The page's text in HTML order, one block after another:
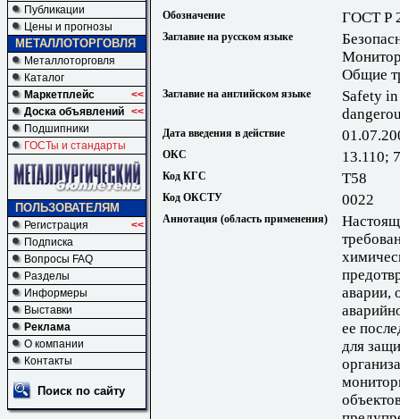
Публикации
Цены и прогнозы
МЕТАЛЛОТОРГОВЛЯ
Металлоторговля
Каталог
Маркетплейс
<<
Доска объявлений <<
Подшипники
ГОСТы и стандарты
ПОЛЬЗОВАТЕЛЯМ
Регистрация
<<
Подписка
Вопросы FAQ
Разделы
Информеры
Выставки
Реклама
О компании
Контакты
Поиск по сайту
Обозначение ГОСТ Р
Заглавие на русском языке
Общие
Заглавие на английском языке
Safety
Дата введения в действие
ОКС 13.110;
Код КГС Т58
Код ОКСТУ 0022
Аннотация (область применения)
аварии,
ее
для